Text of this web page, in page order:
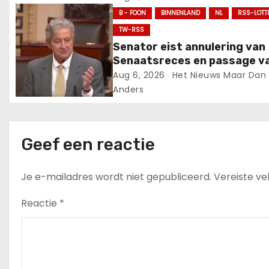
g
a
t
i
B - FOON BINNENLAND NL
RSS-
TW-RSS
Senator eist annulering van
Senaatsreces en passage
SAVE America Act,
tegen John Thune en RINOs.
Aug 6, 2026
Het Nieuws Maar Dan
Anders
Geef een reactie
Je e-mailadres wordt niet gepubliceerd. Vereiste
Reactie *